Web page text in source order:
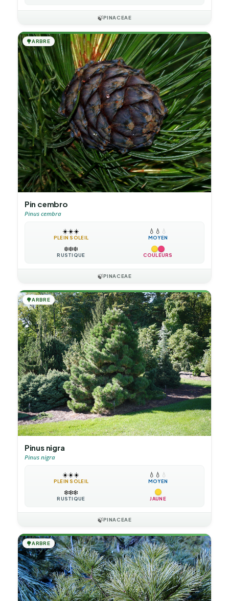
🍃PINACEAE
🌳ARBRE
Pin cembro
Pinus cembra
☀️☀️☀️
PLEIN SOLEIL
💧 💧 💧
MOYEN
❄️❄️❄️
RUSTIQUE COULEURS
🍃PINACEAE
🌳ARBRE
Pinus nigra
Pinus nigra
☀️☀️☀️
PLEIN SOLEIL
💧 💧 💧
MOYEN
❄️❄️❄️
RUSTIQUE JAUNE
🍃PINACEAE
🌳ARBRE